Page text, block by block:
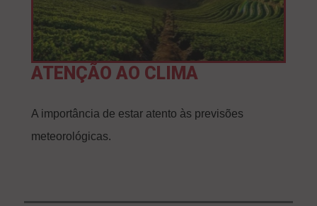
ATENÇÃO AO CLIMA
A importância de estar atento às previsões
meteorológicas.